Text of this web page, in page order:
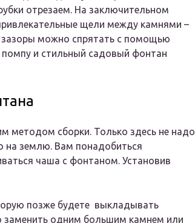
отрезаем. На заключительном
щели между камнями –
можно спрятать с помощью
помпу и стильный садовый фонтан
методом сборки. Только здесь не надо
на землю. Вам понадобиться
чаша с фонтаном. Установив
позже будете выкладывать
заменить одним большим камнем или